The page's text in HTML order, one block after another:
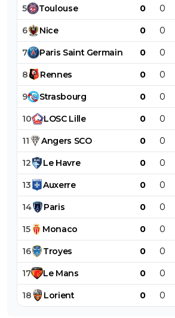
5 Toulouse 0 0
6 Nice 0 0
7 Paris Saint Germain 0 0
8 Rennes 0 0
9 Strasbourg 0 0
10 LOSC Lille 0 0
11 Angers SCO 0 0
12 Le Havre 0 0
13 Auxerre 0 0
14 Paris 0 0
15 Monaco 0 0
16 Troyes 0 0
17 Le Mans 0 0
18 Lorient 0 0